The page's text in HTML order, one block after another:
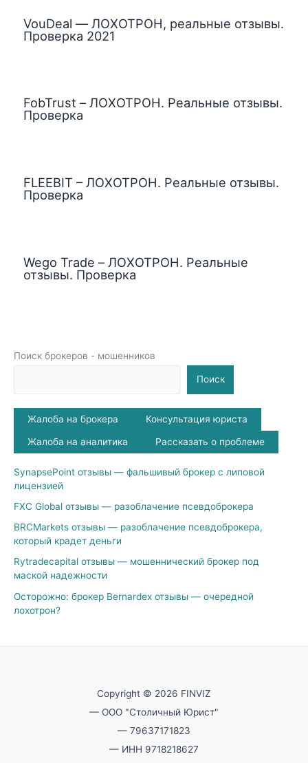
Поиск брокеров - мошенников
Поиск
Жалоба на брокера Консультация юриста
Жалоба на аналитика Рассказать о проблеме
SynapsePoint отзывы — фальшивый брокер с липовой
лицензией
FXC Global отзывы — разоблачение псевдоброкера
BRCMarkets отзывы — разоблачение псевдоброкера,
который крадет деньги
Rytradecapital отзывы — мошеннический брокер под
маской надежности
Осторожно: брокер Bernardex отзывы — очередной
лохотрон?
VouDeal — ЛОХОТРОН, реальные отзывы.
Проверка 2021
FobTrust – ЛОХОТРОН. Реальные отзывы.
Проверка
FLEEBIT – ЛОХОТРОН. Реальные отзывы.
Проверка
Wego Trade – ЛОХОТРОН. Реальные
отзывы. Проверка
Copyright © 2026 FINVIZ
— ООО "Столичный Юрист"
— 79637171823
— ИНН 9718218627